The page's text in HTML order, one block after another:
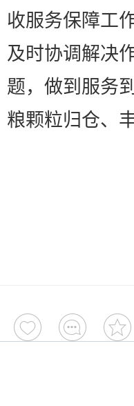
收服务保障工
及时协调解决
题，做到服务
粮颗粒归仓、